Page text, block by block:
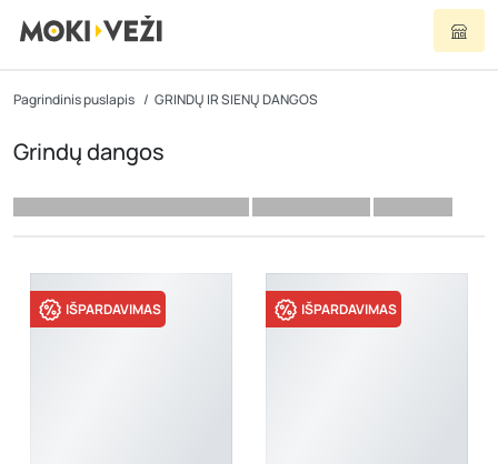
Pagrindinis puslapis GRINDŲ IR SIENŲ DANGOS
Grindų dangos
IŠPARDAVIMAS IŠPARDAVIMAS